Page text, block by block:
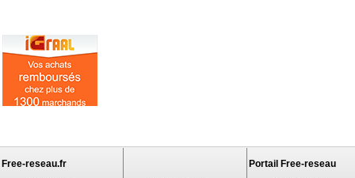
Free-reseau.fr Portail Free-reseau